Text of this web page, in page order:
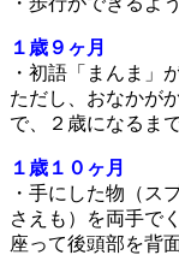
１歳９ヶ月
・初語「まんま」
ただし、おなかが
で、２歳になるま
１歳１０ヶ月
・手にした物（ス
さえも）を両手で
座って後頭部を背